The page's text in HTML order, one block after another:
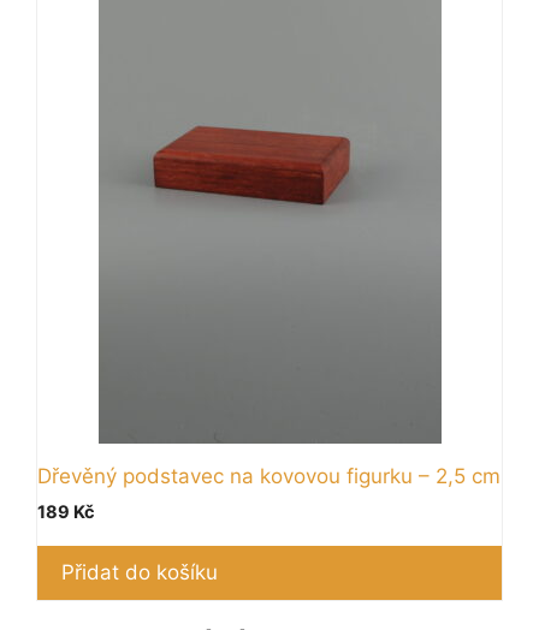
Dřevěný podstavec na kovovou figurku – 2,5 cm
189 Kč
Přidat do košíku